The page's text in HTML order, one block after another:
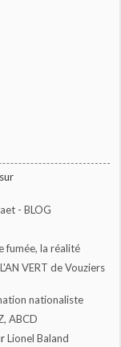
sur
- BLOG
fumée, la réalité
L'AN VERT de Vouziers
nationaliste
ABCD
Lionel Baland